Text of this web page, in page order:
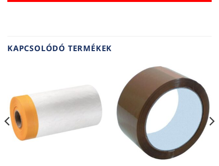
KAPCSOLÓDÓ TERMÉKEK